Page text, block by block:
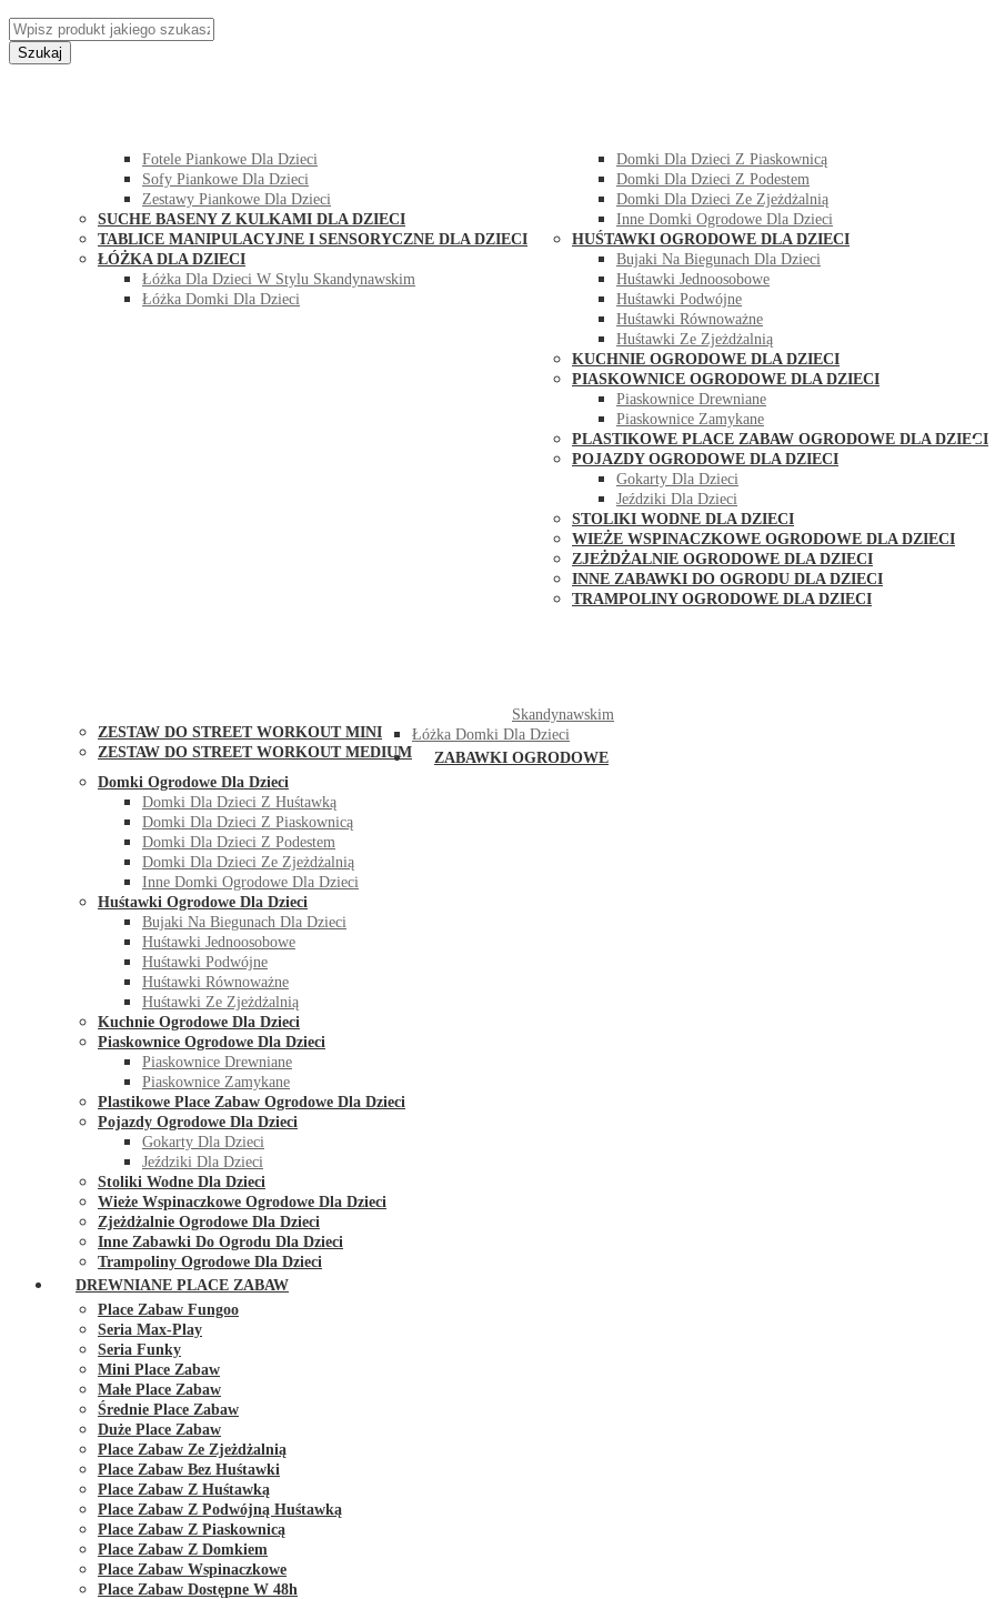
Szukaj
Fotele Piankowe Dla Dzieci
Sofy Piankowe Dla Dzieci
Zestawy Piankowe Dla Dzieci
SUCHE BASENY Z KULKAMI DLA DZIECI
TABLICE MANIPULACYJNE I SENSORYCZNE DLA DZIECI
ŁÓŻKA DLA DZIECI
Łóżka Dla Dzieci W Stylu Skandynawskim
Łóżka Domki Dla Dzieci
Domki Dla Dzieci Z Piaskownicą
Domki Dla Dzieci Z Podestem
Domki Dla Dzieci Ze Zjeżdżalnią
Inne Domki Ogrodowe Dla Dzieci
HUŚTAWKI OGRODOWE DLA DZIECI
Bujaki Na Biegunach Dla Dzieci
Huśtawki Jednoosobowe
Huśtawki Podwójne
Huśtawki Równoważne
Huśtawki Ze Zjeżdżalnią
KUCHNIE OGRODOWE DLA DZIECI
PIASKOWNICE OGRODOWE DLA DZIECI
Piaskownice Drewniane
Piaskownice Zamykane
PLASTIKOWE PLACE ZABAW OGRODOWE DLA DZIECI
POJAZDY OGRODOWE DLA DZIECI
Gokarty Dla Dzieci
Jeździki Dla Dzieci
STOLIKI WODNE DLA DZIECI
WIEŻE WSPINACZKOWE OGRODOWE DLA DZIECI
ZJEŻDŻALNIE OGRODOWE DLA DZIECI
INNE ZABAWKI DO OGRODU DLA DZIECI
TRAMPOLINY OGRODOWE DLA DZIECI
ZESTAW DO STREET WORKOUT MINI
ZESTAW DO STREET WORKOUT MEDIUM
Skandynawskim
Łóżka Domki Dla Dzieci
ZABAWKI OGRODOWE
Domki Ogrodowe Dla Dzieci
Domki Dla Dzieci Z Huśtawką
Domki Dla Dzieci Z Piaskownicą
Domki Dla Dzieci Z Podestem
Domki Dla Dzieci Ze Zjeżdżalnią
Inne Domki Ogrodowe Dla Dzieci
Huśtawki Ogrodowe Dla Dzieci
Bujaki Na Biegunach Dla Dzieci
Huśtawki Jednoosobowe
Huśtawki Podwójne
Huśtawki Równoważne
Huśtawki Ze Zjeżdżalnią
Kuchnie Ogrodowe Dla Dzieci
Piaskownice Ogrodowe Dla Dzieci
Piaskownice Drewniane
Piaskownice Zamykane
Plastikowe Place Zabaw Ogrodowe Dla Dzieci
Pojazdy Ogrodowe Dla Dzieci
Gokarty Dla Dzieci
Jeździki Dla Dzieci
Stoliki Wodne Dla Dzieci
Wieże Wspinaczkowe Ogrodowe Dla Dzieci
Zjeżdżalnie Ogrodowe Dla Dzieci
Inne Zabawki Do Ogrodu Dla Dzieci
Trampoliny Ogrodowe Dla Dzieci
DREWNIANE PLACE ZABAW
Place Zabaw Fungoo
Seria Max-Play
Seria Funky
Mini Place Zabaw
Małe Place Zabaw
Średnie Place Zabaw
Duże Place Zabaw
Place Zabaw Ze Zjeżdżalnią
Place Zabaw Bez Huśtawki
Place Zabaw Z Huśtawką
Place Zabaw Z Podwójną Huśtawką
Place Zabaw Z Piaskownicą
Place Zabaw Z Domkiem
Place Zabaw Wspinaczkowe
Place Zabaw Dostępne W 48h